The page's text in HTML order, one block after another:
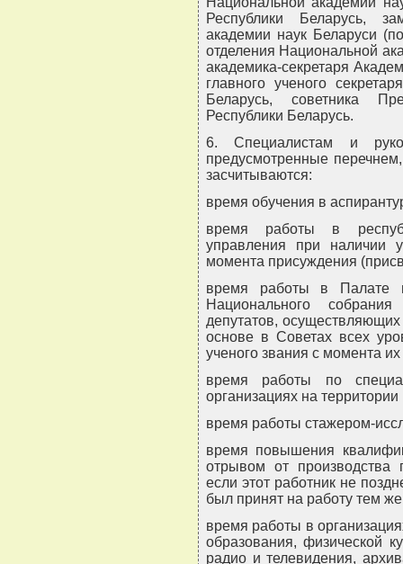
Республики Беларусь,
академии наук Беларуси
отделения Национальной
академика-секретаря
главного ученого
Беларусь, советника
Республики Беларусь.
6. Специалистам и
предусмотренные
засчитываются:
время обучения в
время работы в
управления при наличии
момента присуждения
время работы в Палате
Национального
депутатов,
основе в Советах всех
ученого звания с момента
время работы по
организациях на
время работы стажером-
время повышения
отрывом от производства
если этот работник не
был принят на работу тем
время работы в
образования, физической
радио и телевидения,